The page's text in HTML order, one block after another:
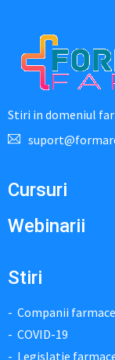
Stiri in domeniul
Cursuri
Webinarii
Stiri
Companii
COVID-19
Legislatie